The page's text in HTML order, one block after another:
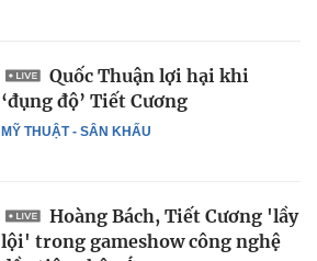
MỸ THUẬT - SÂN KHẤU
Quốc Thuận lợi hại khi
‘đụng độ’ Tiết Cương
Hoàng Bách, Tiết Cương 'lầy
lội' trong gameshow công nghệ